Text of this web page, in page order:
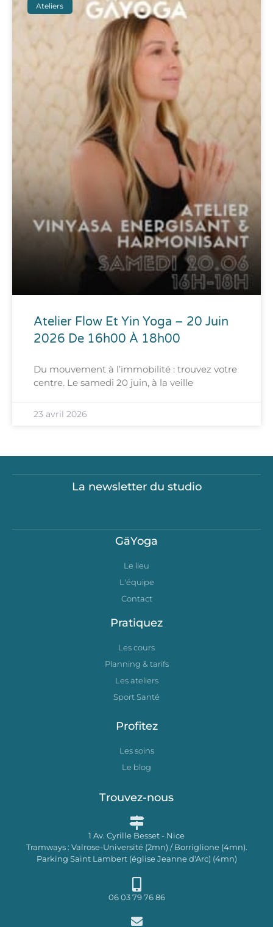
Ateliers
Atelier Flow Et Yin Yoga – 20 Juin
2026 De 16h00 À 18h00
Du mouvement à l’immobilité : trouvez votre
centre. Le samedi 20 juin, à la veille
23 avril 2026
La newsletter du studio
GäYoga
Le lieu
L'équipe
Contact
Pratiquez
Les cours
Planning & tarifs
Les ateliers
Sport Santé
Profitez
Les soins
Le blog
Trouvez-nous
1 Av. Cyrille Besset - Nice
Tramways : Valrose-Université (2mn) / Borriglione (4mn).
Parking Saint Lambert (église Jeanne d'Arc) (4mn)
06 03 79 76 86